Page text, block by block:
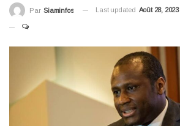
Par Siaminfos Last updated Août 28, 2023